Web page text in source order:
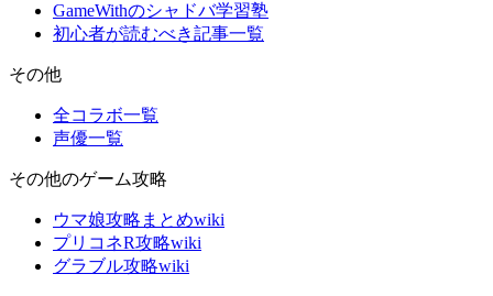
GameWithのシャドバ学習塾
初心者が読むべき記事一覧
その他
全コラボ一覧
声優一覧
その他のゲーム攻略
ウマ娘攻略まとめwiki
プリコネR攻略wiki
グラブル攻略wiki